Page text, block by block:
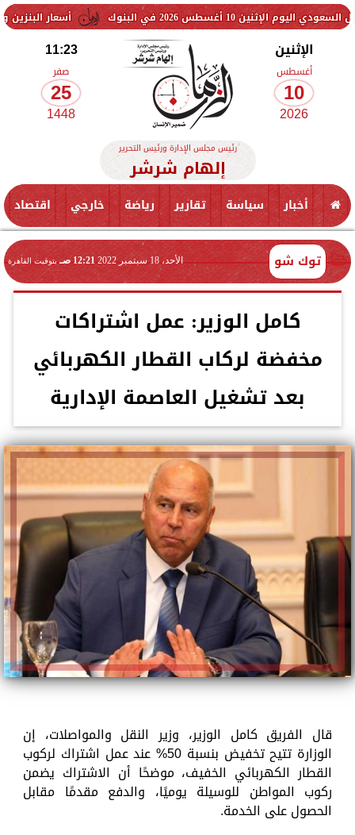
أسعار البنزين والسولار 2026 في البنوك
الإثنين
أغسطس
10
2026
11:23
صفر
25
1448
رئيس مجلس الإدارة ورئيس التحرير
إلهام شرشر
أخبار سياسة تقارير رياضة خارجي اقتصاد
توك شو الأحد، 18 سبتمبر 2022 12:21 صـ بتوقيت القاهرة
كامل الوزير: عمل اشتراكات
مخفضة لركاب القطار الكهربائي
بعد تشغيل العاصمة الإدارية
قال الفريق كامل الوزير، وزير النقل والمواصلات، إن
الوزارة تتيح تخفيض بنسبة 50% عند عمل اشتراك لركوب
القطار الكهربائي الخفيف، موضحًا أن الاشتراك يضمن
ركوب المواطن للوسيلة يوميًا، والدفع مقدمًا مقابل
الحصول على الخدمة.